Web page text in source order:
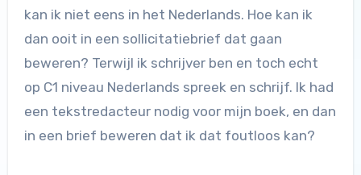
kan ik niet eens in het Nederlands. Hoe kan ik
dan ooit in een sollicitatiebrief dat gaan
beweren? Terwijl ik schrijver ben en toch echt
op C1 niveau Nederlands spreek en schrijf. Ik had
een tekstredacteur nodig voor mijn boek, en dan
in een brief beweren dat ik dat foutloos kan?